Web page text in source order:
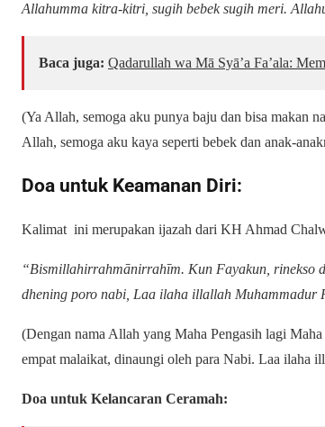
Allahumma kitra-kitri, sugih bebek sugih meri.
Baca juga: Qadarullah wa Mā Syā’a Fa’ala:
(Ya Allah, semoga aku punya baju dan bisa makan
Allah, semoga aku kaya seperti bebek dan anak-
Doa untuk Keamanan Diri:
Kalimat ini merupakan ijazah dari KH Ahmad
“Bismillahirrahmānirrahīm. Kun Fayakun, rinekso
dhening poro nabi, Laa ilaha illallah Muhammadur
(Dengan nama Allah yang Maha Pengasih lagi
empat malaikat, dinaungi oleh para Nabi. Laa ilaha
Doa untuk Kelancaran Ceramah: